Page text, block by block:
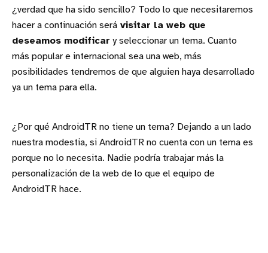
¿verdad que ha sido sencillo? Todo lo que necesitaremos
hacer a continuación será visitar la web que
deseamos modificar y seleccionar un tema. Cuanto
más popular e internacional sea una web, más
posibilidades tendremos de que alguien haya desarrollado
ya un tema para ella.
¿Por qué AndroidTR no tiene un tema? Dejando a un lado
nuestra modestia, si AndroidTR no cuenta con un tema es
porque no lo necesita. Nadie podría trabajar más la
personalización de la web de lo que el equipo de
AndroidTR hace.